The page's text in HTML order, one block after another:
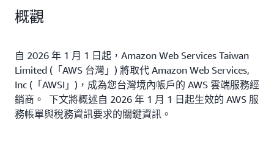
概觀
自 2026 年 1 月 1 日起，Amazon Web Services Taiwan
Limited (「AWS 台灣」) 將取代 Amazon Web Services,
Inc (「AWSI」)，成為您台灣境內帳戶的 AWS 雲端服務經
銷商。 下文將概述自 2026 年 1 月 1 日起生效的 AWS 服
務帳單與稅務資訊要求的關鍵資訊。